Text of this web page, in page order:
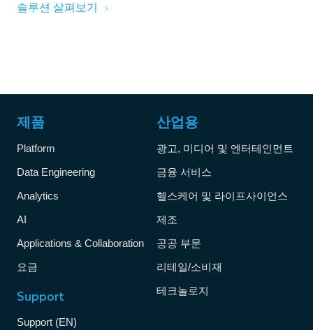
솔루션 살펴보기
제품
Platform
Data Engineering
Analytics
AI
Applications & Collaboration
요금
Support
Support (EN)
산업용
광고, 미디어 및 엔터테인먼트
금융 서비스
헬스케어 및 라이프사이언스
제조
공공 부문
리테일/소비재
테크놀로지